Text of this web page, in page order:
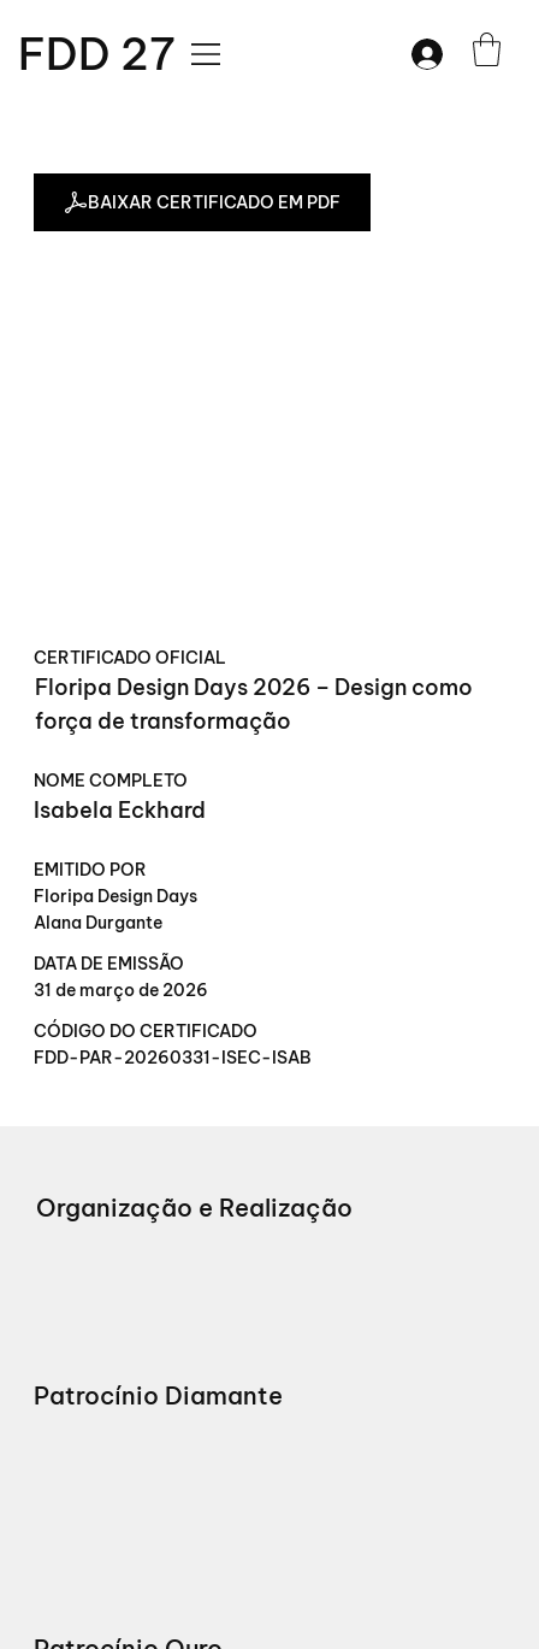
FDD 27
BAIXAR CERTIFICADO EM PDF
CERTIFICADO OFICIAL
Floripa Design Days 2026 – Design como
força de transformação
NOME COMPLETO
Isabela Eckhard
DATA DE EMISSÃO
31 de março de 2026
EMITIDO POR
Floripa Design Days
Alana Durgante
CÓDIGO DO CERTIFICADO
FDD-PAR-20260331-ISEC-ISAB
Organização e Realização
Patrocínio Diamante